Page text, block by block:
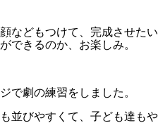
などもつけて、完成させたい
できるのか、お楽しみ。
で劇の練習をしました。
並びやすくて、子ども達もや